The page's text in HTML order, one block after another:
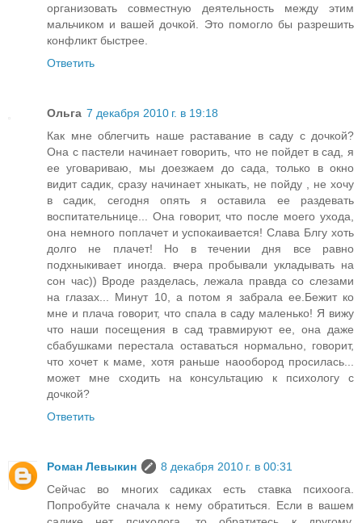
организовать совместную деятельность между этим
мальчиком и вашей дочкой. Это помогло бы разрешить
конфликт быстрее.
Ответить
Ольга 7 декабря 2010 г. в 19:18
Как мне облегчить наше раставание в саду с дочкой?
Она с пастели начинает говорить, что не пойдет в сад, я
ее уговариваю, мы доезжаем до сада, только в окно
видит садик, сразу начинает хныкать, не пойду , не хочу
в садик, сегодня опять я оставила ее раздевать
воспитательнице... Она говорит, что после моего ухода,
она немного поплачет и успокаивается! Слава Блгу хоть
долго не плачет! Но в течении дня все равно
подхныкивает иногда. вчера пробывали укладывать на
сон час)) Вроде разделась, лежала правда со слезами
на глазах... Минут 10, а потом я забрала ее.Бежит ко
мне и плача говорит, что спала в саду маленько! Я вижу
что наши посещения в сад травмируют ее, она даже
сбабушками перестала оставаться нормально, говорит,
что хочет к маме, хотя раньше наообород просилась...
может мне сходить на консультацию к психологу с
дочкой?
Ответить
Роман Левыкин
8 декабря 2010 г. в 00:31
Сейчас во многих садиках есть ставка психоога.
Попробуйте сначала к нему обратиться. Если в вашем